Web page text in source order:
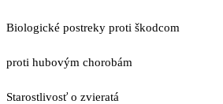
Biologické postreky proti škodcom
proti hubovým chorobám
Starostlivosť o zvieratá